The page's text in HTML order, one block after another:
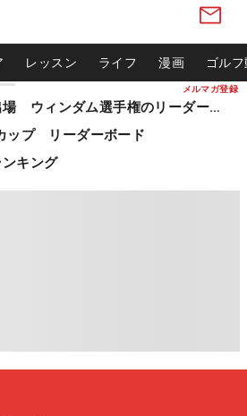
メルマガ登録
レッスン ライフ 漫画 ゴル
松山英樹ら出場 ウィンダム選手権のリーダーボード
ップ リーダーボード
キング